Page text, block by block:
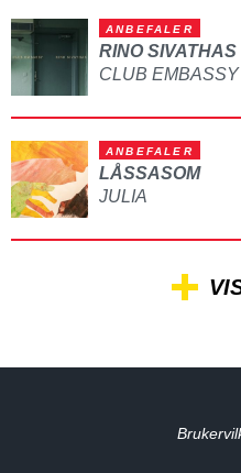
ANBEFALER
RINO SIVATHAS
CLUB EMBASSY
ANBEFALER
LÅSSASOM
JULIA